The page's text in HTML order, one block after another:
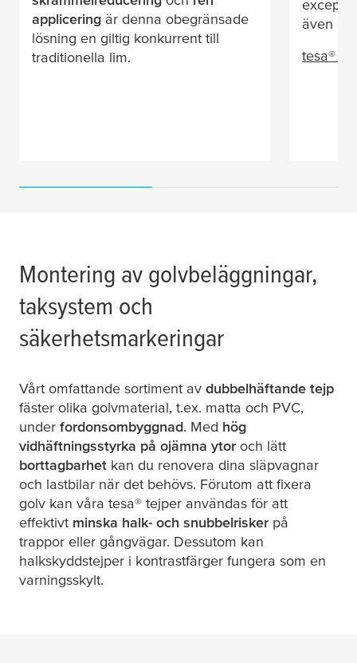
applicering är denna obegränsade
lösning en giltig konkurrent till
traditionella lim.
även på
tesa®
Montering av golvbeläggningar,
taksystem och
säkerhetsmarkeringar
Vårt omfattande sortiment av dubbelhäftande tejp
fäster olika golvmaterial, t.ex. matta och PVC,
under fordonsombyggnad. Med hög
vidhäftningsstyrka på ojämna ytor och lätt
borttagbarhet kan du renovera dina släpvagnar
och lastbilar när det behövs. Förutom att fixera
golv kan våra tesa® tejper användas för att
effektivt minska halk- och snubbelrisker på
trappor eller gångvägar. Dessutom kan
halkskyddstejper i kontrastfärger fungera som en
varningsskylt.